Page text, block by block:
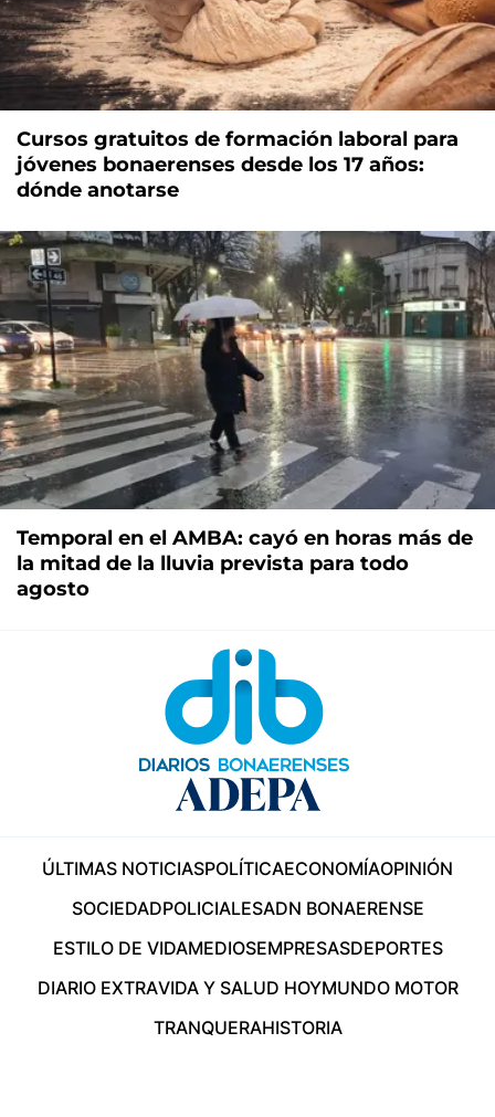
Cursos gratuitos de formación laboral para
jóvenes bonaerenses desde los 17 años:
dónde anotarse
Temporal en el AMBA: cayó en horas más de
la mitad de la lluvia prevista para todo
agosto
ÚLTIMAS NOTICIASPOLÍTICAECONOMÍAOPINIÓN
SOCIEDADPOLICIALESADN BONAERENSE
ESTILO DE VIDAMEDIOSEMPRESASDEPORTES
DIARIO EXTRAVIDA Y SALUD HOYMUNDO MOTOR
TRANQUERAHISTORIA